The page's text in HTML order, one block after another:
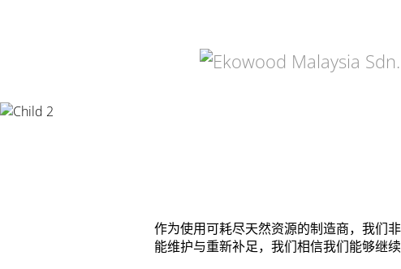
作为使用可耗尽天然资源的制造商，我们
能维护与重新补足，我们相信我们能够继